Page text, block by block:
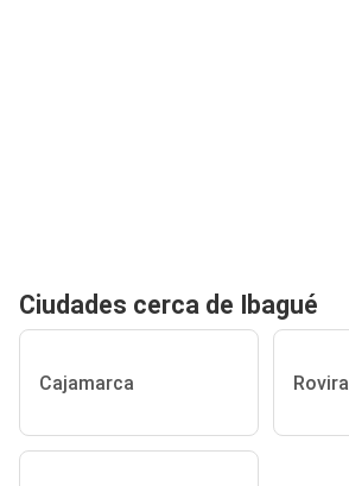
Ciudades cerca de Ibagué
Cajamarca Rovira